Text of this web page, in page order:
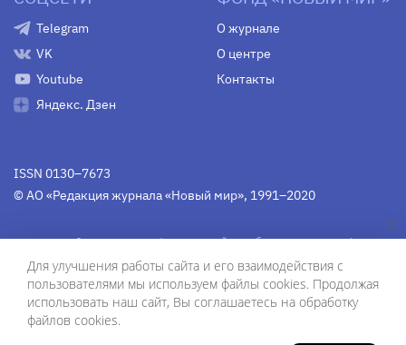
Telegram
VK
Youtube
Яндекс. Дзен
О журнале
О центре
Контакты
ISSN 0130–7673
© АО «Редакция журнала «Новый мир», 1991–2020
Свидетельство Федеральной службы по надзору в сфере
связи, информационных технологий и массовых
коммуникаций средства массовой информации
(Роскомнадзор)ПИ № Фс 77-75754 от 13 июня 2019 г.
Для улучшения работы сайта и его взаимодействия с
пользователями мы используем файлы cookies. Продолжая
использовать наш сайт, Вы соглашаетесь на обработку
файлов cookies.